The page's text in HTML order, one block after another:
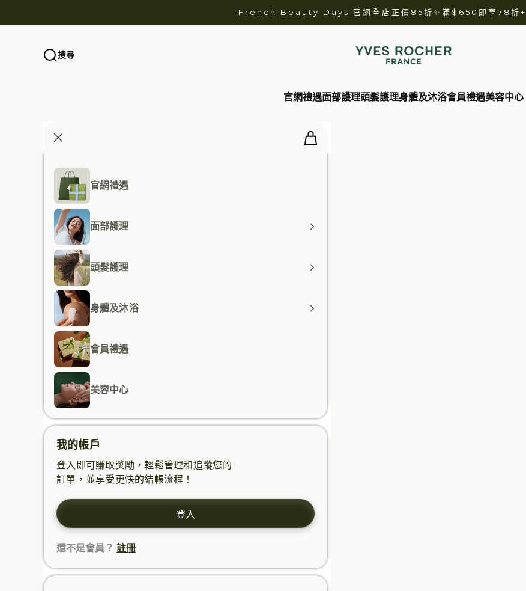
French Beauty Days 官網全店正價85折✨滿$650即享78折+
搜尋 YVES ROCHER
官網禮遇面部護理頭髮護理身體及沐浴會員禮遇美容中心
官網禮遇
面部護理
頭髮護理
身體及沐浴
會員禮遇
美容中心
我的帳戶
登入即可賺取獎勵，輕鬆管理和追蹤您的
訂單，並享受更快的結帳流程！
登入
還不是會員？ 註冊